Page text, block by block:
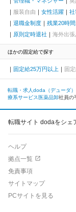
服装自由
女性活躍 社
退職金制度
残業20時
原則定時退社
海外出張
ほかの固定給で探す
固定給25万円以上 固
転職・求人doda（デューダ
療系サービス 医薬品卸社員の
転職サイト dodaをシェ
ヘルプ
拠点一覧
免責事項
サイトマップ
PCサイトを見る